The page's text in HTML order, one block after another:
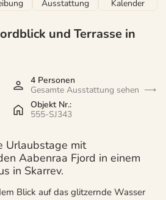
Ausstattung Kalender
und Terrasse in
4 Personen
Gesamte Ausstattung sehen
Objekt Nr.:
555-SJ343
Urlaubstage mit
Aabenraa Fjord in einem
in Skarrev.
Blick auf das glitzernde Wasser